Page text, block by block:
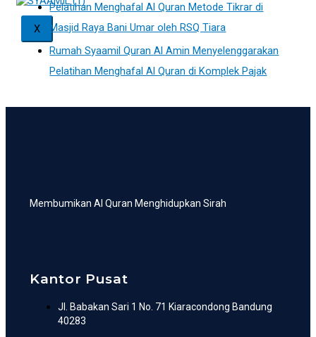
X
Pelatihan Menghafal Al Quran Metode Tikrar di
Masjid Raya Bani Umar oleh RSQ Tiara
Rumah Syaamil Quran Al Amin Menyelenggarakan
Pelatihan Menghafal Al Quran di Komplek Pajak
Membumikan Al Quran Menghidupkan Sirah
Kantor Pusat
Jl. Babakan Sari 1 No. 71 Kiaracondong Bandung
40283